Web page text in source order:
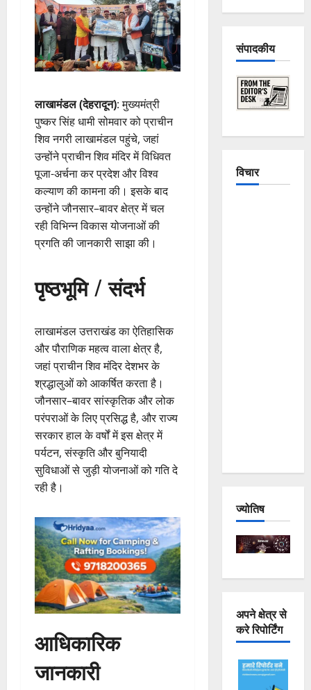
लाखामंडल (देहरादून): मुख्यमंत्री
पुष्कर सिंह धामी सोमवार को प्राचीन
शिव नगरी लाखामंडल पहुंचे, जहां
उन्होंने प्राचीन शिव मंदिर में विधिवत
पूजा-अर्चना कर प्रदेश और विश्व
कल्याण की कामना की। इसके बाद
उन्होंने जौनसार–बावर क्षेत्र में चल
रही विभिन्न विकास योजनाओं की
प्रगति की जानकारी साझा की।
पृष्ठभूमि / संदर्भ
लाखामंडल उत्तराखंड का ऐतिहासिक
और पौराणिक महत्व वाला क्षेत्र है,
जहां प्राचीन शिव मंदिर देशभर के
श्रद्धालुओं को आकर्षित करता है।
जौनसार–बावर सांस्कृतिक और लोक
परंपराओं के लिए प्रसिद्ध है, और राज्य
सरकार हाल के वर्षों में इस क्षेत्र में
पर्यटन, संस्कृति और बुनियादी
सुविधाओं से जुड़ी योजनाओं को गति दे
रही है।
आधिकारिक
जानकारी
संपादकीय
विचार
ज्योतिष
अपने क्षेत्र से
करे रिपोर्टिंग